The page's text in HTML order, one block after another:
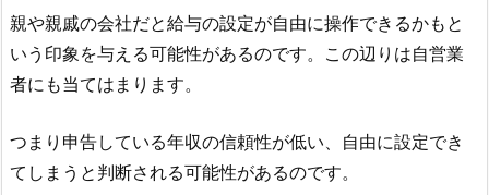
親や親戚の会社だと給与の設定が自由に操作できるかもと
いう印象を与える可能性があるのです。この辺りは自営業
者にも当てはまります。
つまり申告している年収の信頼性が低い、自由に設定でき
てしまうと判断される可能性があるのです。